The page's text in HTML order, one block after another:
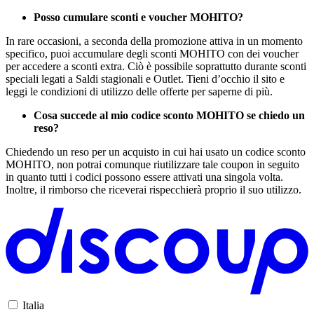
Posso cumulare sconti e voucher MOHITO?
In rare occasioni, a seconda della promozione attiva in un momento
specifico, puoi accumulare degli sconti MOHITO con dei voucher
per accedere a sconti extra. Ciò è possibile soprattutto durante sconti
speciali legati a Saldi stagionali e Outlet. Tieni d’occhio il sito e
leggi le condizioni di utilizzo delle offerte per saperne di più.
Cosa succede al mio codice sconto MOHITO se chiedo un
reso?
Chiedendo un reso per un acquisto in cui hai usato un codice sconto
MOHITO, non potrai comunque riutilizzare tale coupon in seguito
in quanto tutti i codici possono essere attivati una singola volta.
Inoltre, il rimborso che riceverai rispecchierà proprio il suo utilizzo.
Italia